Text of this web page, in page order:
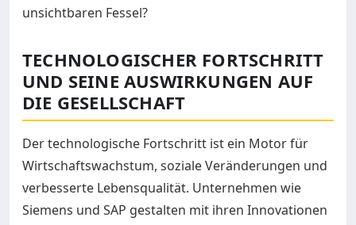
unsichtbaren Fessel?
TECHNOLOGISCHER FORTSCHRITT
UND SEINE AUSWIRKUNGEN AUF
DIE GESELLSCHAFT
Der technologische Fortschritt ist ein Motor für
Wirtschaftswachstum, soziale Veränderungen und
verbesserte Lebensqualität. Unternehmen wie
Siemens und SAP gestalten mit ihren Innovationen